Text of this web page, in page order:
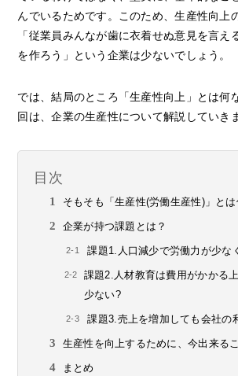
んでいるためです。このため、生産性向上
「従業員みんなが歯に衣着せぬ意見を言え
を作ろう」という企業は少ないでしょう。
では、結局のところ「生産性向上」とは何
回は、企業の生産性について解説していき
目次
そもそも「生産性(労働生産性)」とは
企業が持つ課題とは？
課題1.人口減少で労働力が少な
課題2.人材教育は費用がかかる
少ない?
課題3.売上を増加しても会社の
生産性を向上するために、今出来る
まとめ